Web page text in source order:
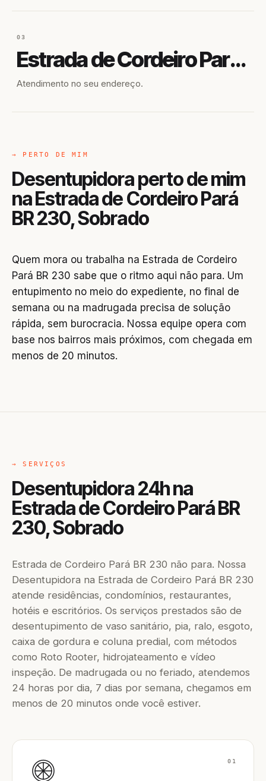
03
Estrada de Cordeiro Pará BR 230
Atendimento no seu endereço.
→ PERTO DE MIM
Desentupidora perto de mim
na Estrada de Cordeiro Pará
BR 230, Sobrado
Quem mora ou trabalha na Estrada de Cordeiro
Pará BR 230 sabe que o ritmo aqui não para. Um
entupimento no meio do expediente, no final de
semana ou na madrugada precisa de solução
rápida, sem burocracia. Nossa equipe opera com
base nos bairros mais próximos, com chegada em
menos de 20 minutos.
→ SERVIÇOS
Desentupidora 24h na
Estrada de Cordeiro Pará BR
230, Sobrado
Estrada de Cordeiro Pará BR 230 não para. Nossa
Desentupidora na Estrada de Cordeiro Pará BR 230
atende residências, condomínios, restaurantes,
hotéis e escritórios. Os serviços prestados são de
desentupimento de vaso sanitário, pia, ralo, esgoto,
caixa de gordura e coluna predial, com métodos
como Roto Rooter, hidrojateamento e vídeo
inspeção. De madrugada ou no feriado, atendemos
24 horas por dia, 7 dias por semana, chegamos em
menos de 20 minutos onde você estiver.
01